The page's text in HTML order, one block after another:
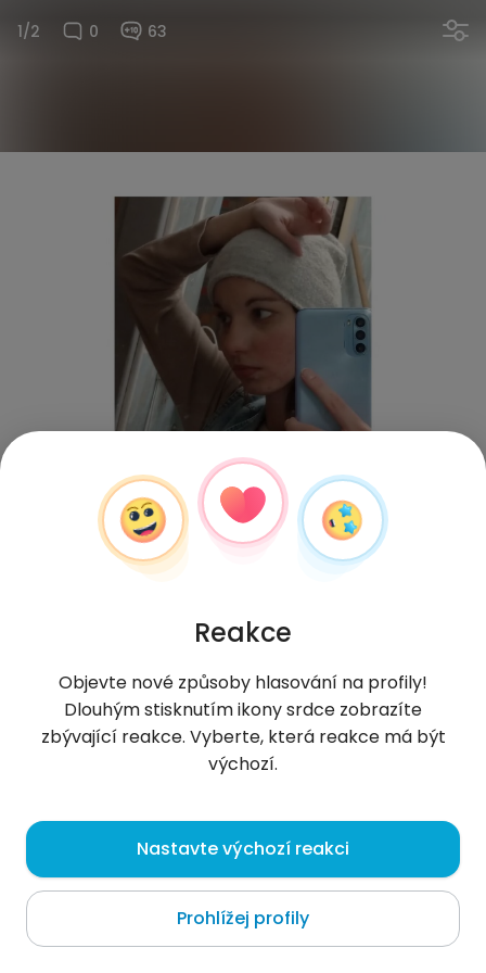
1/2 0 63
Sonia
Łódź
27 mam lat urodziny 6 lipca . rocznik 1999 1.,62
Reakce
Objevte nové způsoby hlasování na profily!
Dlouhým stisknutím ikony srdce zobrazíte
zbývající reakce. Vyberte, která reakce má být
výchozí.
Nastavte výchozí reakci
Prohlížej profily